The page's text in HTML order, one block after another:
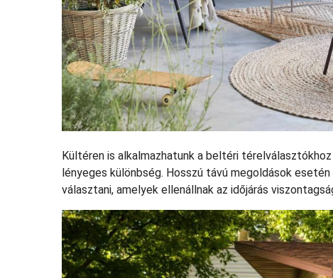
Kültéren is alkalmazhatunk a beltéri
lényeges különbség. Hosszú távú megoldások
választani, amelyek ellenállnak az időjárás